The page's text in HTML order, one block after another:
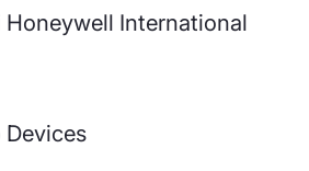
International